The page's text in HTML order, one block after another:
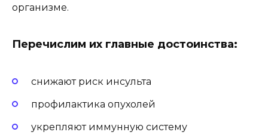
организме.
Перечислим их главные достоинства:
снижают риск инсульта
профилактика опухолей
укрепляют иммунную систему